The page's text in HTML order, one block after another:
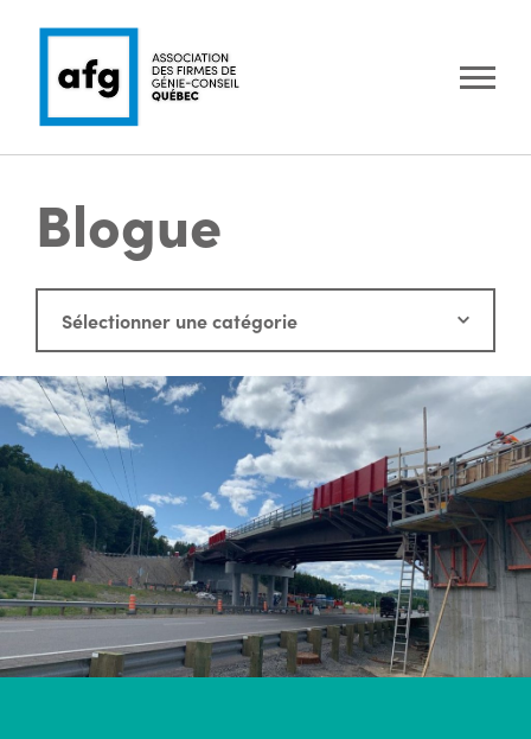
Blogue